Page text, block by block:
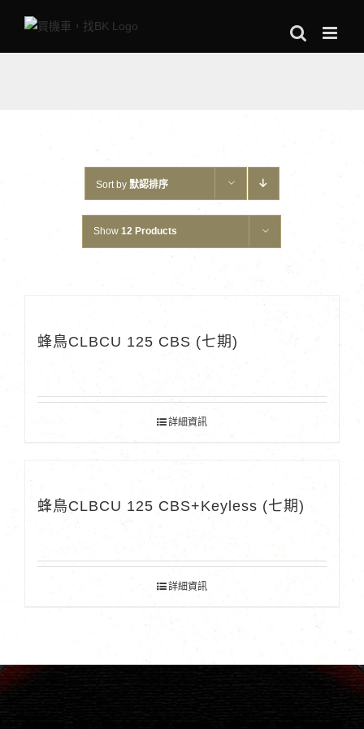
Sort by 默認排序
Show 12 Products
蜂鳥CLBCU 125 CBS (七期)
詳細資訊
蜂鳥CLBCU 125 CBS+Keyless (七期)
詳細資訊